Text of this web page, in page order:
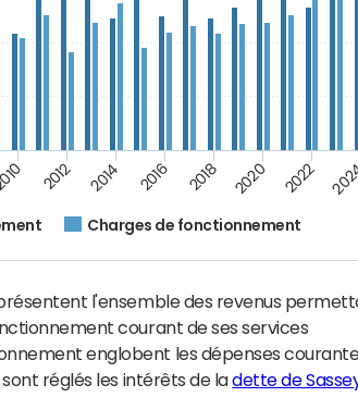
Charges de fonctionnement
2012 2014 2016 2018 2020 2022
l'ensemble des revenus
courant de ses services
englobent les dépenses
réglés les intérêts de ladette de